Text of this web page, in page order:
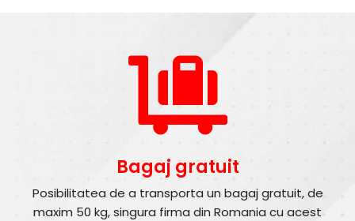
Bagaj gratuit
Posibilitatea de a transporta un bagaj gratuit, de
maxim 50 kg, singura firma din Romania cu acest